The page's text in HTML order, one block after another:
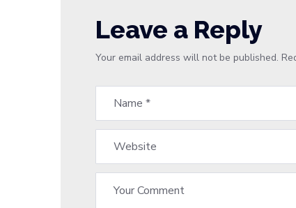
Leave a Reply
Your email address will not be published.